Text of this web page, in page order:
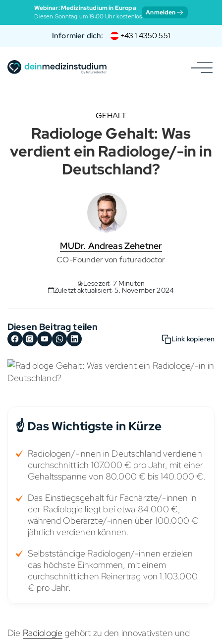
Webinar: Medizinstudium in Europa
Diesen Sonntag um 19:00 Uhr kostenlos Anmelden
Informier dich: +43 1 4350 551
GEHALT
Radiologe Gehalt: Was
verdient ein Radiologe/-in in
Deutschland?
MUDr. Andreas Zehetner
CO-Founder von futuredoctor
Lesezeit: 7 Minuten
Zuletzt aktualisiert: 5. November 2024
Diesen Beitrag teilen
Link kopieren
☝️ Das Wichtigste in Kürze
Radiologen/-innen in Deutschland verdienen
durchschnittlich 107.000 € pro Jahr, mit einer
Gehaltsspanne von 80.000 € bis 140.000 €.
Das Einstiegsgehalt für Fachärzte/-innen in
der Radiologie liegt bei etwa 84.000 €,
während Oberärzte/-innen über 100.000 €
jährlich verdienen können.
Selbstständige Radiologen/-innen erzielen
das höchste Einkommen, mit einem
durchschnittlichen Reinertrag von 1.103.000
€ pro Jahr.
Die Radiologiegehört zu den innovativsten und